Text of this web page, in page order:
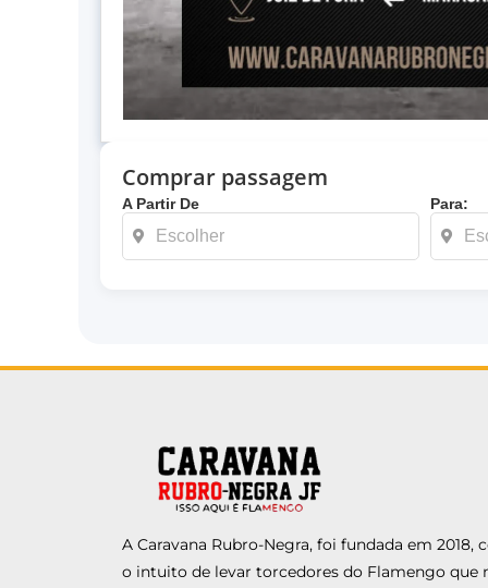
Comprar passagem
A Partir De Para:
A Caravana Rubro-Negra, foi fundada em 2018,
o intuito de levar torcedores do Flamengo que